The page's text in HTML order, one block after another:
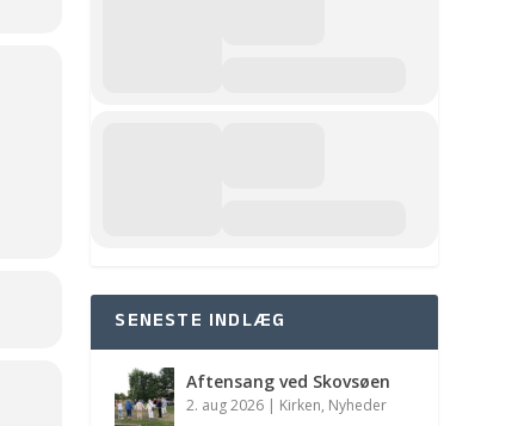
SENESTE INDLÆG
Aftensang ved Skovsøen
2. aug 2026 | Kirken, Nyheder